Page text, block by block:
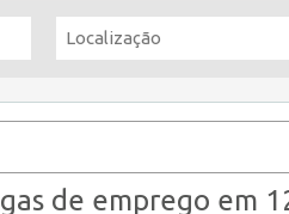
de emprego em